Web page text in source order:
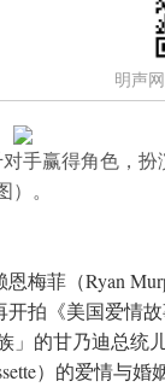
明声
手赢得角色，
）。
梅菲（Ryan
拍《美国爱情
」的甘乃迪总统
）的爱情与